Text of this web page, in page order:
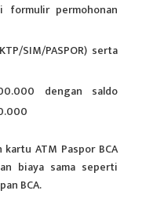
formulir permohonan
SIM/PASPOR) serta
dengan saldo
ATM Paspor BCA
biaya sama seperti
BCA.